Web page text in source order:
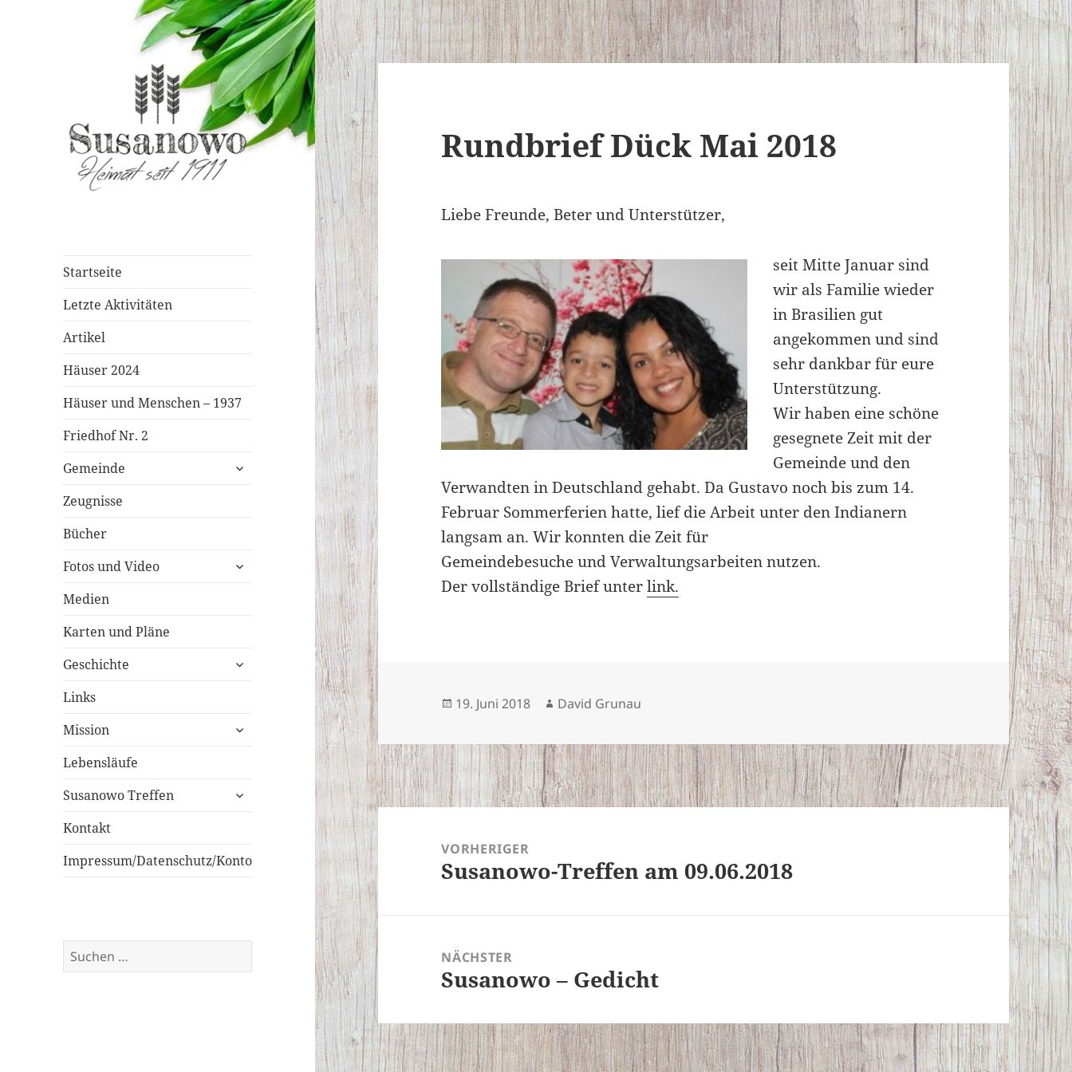
Startseite
Letzte Aktivitäten
Artikel
Häuser 2024
Häuser und Menschen – 1937
Friedhof Nr. 2
Gemeinde
untermenü
Zeugnisse
Bücher
Fotos und Video
untermenü
Medien
Karten und Pläne
Geschichte
untermenü
Links
Mission
untermenü
Lebensläufe
Susanowo Treffen
untermenü
Kontakt
Impressum/Datenschutz/Konto
Suchen
nach:
Rundbrief Dück Mai 2018
Liebe Freunde, Beter und Unterstützer,
seit Mitte Januar sind
wir als Familie wieder
in Brasilien gut
angekommen und sind
sehr dankbar für eure
Unterstützung.
Wir haben eine schöne
gesegnete Zeit mit der
Gemeinde und den
Verwandten in Deutschland gehabt. Da Gustavo noch bis zum 14.
Februar Sommerferien hatte, lief die Arbeit unter den Indianern
langsam an. Wir konnten die Zeit für
Gemeindebesuche und Verwaltungsarbeiten nutzen.
Der vollständige Brief unterlink.
Veröffentlicht
19. Juni 2018 Autor
David Grunau
Beitragsnavigation
VORHERIGER
Vorheriger
Susanowo-Treffen am 09.06.2018
NÄCHSTER
Nächster
Susanowo – Gedicht